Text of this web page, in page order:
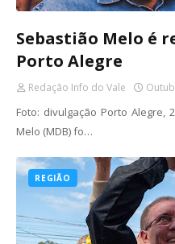
Sebastião Melo é
Porto Alegre
Redação Info do Vale
Foto: divulgação Porto Alegre,
Melo (MDB) fo…
REGIÃO